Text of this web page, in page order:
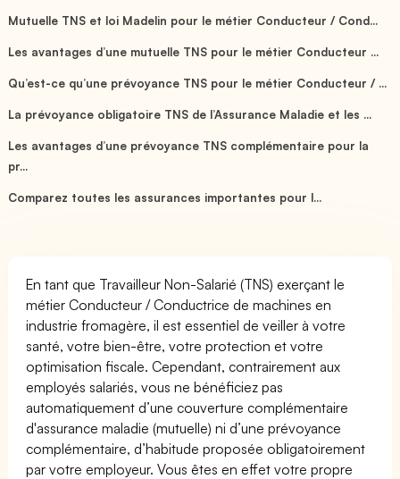
Mutuelle TNS et loi Madelin pour le métier Conducteur / Cond...
Les avantages d’une mutuelle TNS pour le métier Conducteur ...
Qu’est-ce qu’une prévoyance TNS pour le métier Conducteur / ...
La prévoyance obligatoire TNS de l’Assurance Maladie et les ...
Les avantages d’une prévoyance TNS complémentaire pour la
pr...
Comparez toutes les assurances importantes pour l...
En tant que Travailleur Non-Salarié (TNS) exerçant le
métier Conducteur / Conductrice de machines en
industrie fromagère, il est essentiel de veiller à votre
santé, votre bien-être, votre protection et votre
optimisation fiscale. Cependant, contrairement aux
employés salariés, vous ne bénéficiez pas
automatiquement d’une couverture complémentaire
d'assurance maladie (mutuelle) ni d’une prévoyance
complémentaire, d’habitude proposée obligatoirement
par votre employeur. Vous êtes en effet votre propre